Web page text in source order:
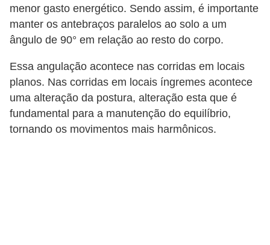
menor gasto energético. Sendo assim, é importante
manter os antebraços paralelos ao solo a um
ângulo de 90° em relação ao resto do corpo.
Essa angulação acontece nas corridas em locais
planos. Nas corridas em locais íngremes acontece
uma alteração da postura, alteração esta que é
fundamental para a manutenção do equilíbrio,
tornando os movimentos mais harmônicos.